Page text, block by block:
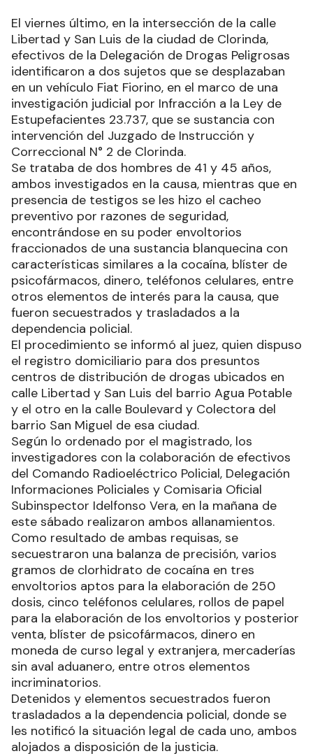
El viernes último, en la intersección de la calle
Libertad y San Luis de la ciudad de Clorinda,
efectivos de la Delegación de Drogas Peligrosas
identificaron a dos sujetos que se desplazaban
en un vehículo Fiat Fiorino, en el marco de una
investigación judicial por Infracción a la Ley de
Estupefacientes 23.737, que se sustancia con
intervención del Juzgado de Instrucción y
Correccional N° 2 de Clorinda.
Se trataba de dos hombres de 41 y 45 años,
ambos investigados en la causa, mientras que en
presencia de testigos se les hizo el cacheo
preventivo por razones de seguridad,
encontrándose en su poder envoltorios
fraccionados de una sustancia blanquecina con
características similares a la cocaína, blíster de
psicofármacos, dinero, teléfonos celulares, entre
otros elementos de interés para la causa, que
fueron secuestrados y trasladados a la
dependencia policial.
El procedimiento se informó al juez, quien dispuso
el registro domiciliario para dos presuntos
centros de distribución de drogas ubicados en
calle Libertad y San Luis del barrio Agua Potable
y el otro en la calle Boulevard y Colectora del
barrio San Miguel de esa ciudad.
Según lo ordenado por el magistrado, los
investigadores con la colaboración de efectivos
del Comando Radioeléctrico Policial, Delegación
Informaciones Policiales y Comisaria Oficial
Subinspector Idelfonso Vera, en la mañana de
este sábado realizaron ambos allanamientos.
Como resultado de ambas requisas, se
secuestraron una balanza de precisión, varios
gramos de clorhidrato de cocaína en tres
envoltorios aptos para la elaboración de 250
dosis, cinco teléfonos celulares, rollos de papel
para la elaboración de los envoltorios y posterior
venta, blíster de psicofármacos, dinero en
moneda de curso legal y extranjera, mercaderías
sin aval aduanero, entre otros elementos
incriminatorios.
Detenidos y elementos secuestrados fueron
trasladados a la dependencia policial, donde se
les notificó la situación legal de cada uno, ambos
alojados a disposición de la justicia.